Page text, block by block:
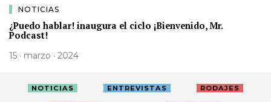
NOTICIAS
¿Puedo hablar! inaugura el ciclo ¡Bienvenido, Mr.
Podcast!
15 · marzo · 2024
NOTICIAS ENTREVISTAS RODAJES